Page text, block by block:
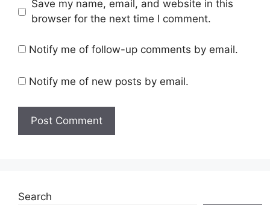
Save my name, email, and website in this
browser for the next time I comment.
Notify me of follow-up comments by email.
Notify me of new posts by email.
Search